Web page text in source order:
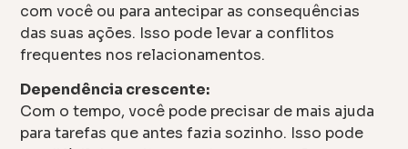
com você ou para antecipar as consequências
das suas ações. Isso pode levar a conflitos
frequentes nos relacionamentos.
Dependência crescente:
Com o tempo, você pode precisar de mais ajuda
para tarefas que antes fazia sozinho. Isso pode